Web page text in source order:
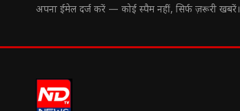
अपना ईमेल दर्ज करें — कोई स्पैम नहीं, सिर्फ ज़रूरी खबरें।